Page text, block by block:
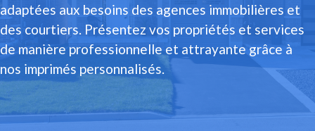
adaptées aux besoins des agences immobilières et
des courtiers. Présentez vos propriétés et services
de manière professionnelle et attrayante grâce à
nos imprimés personnalisés.